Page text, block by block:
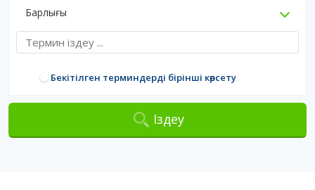
Барлығы
Бекітілген терминдерді бірінші көрсету
Іздеу